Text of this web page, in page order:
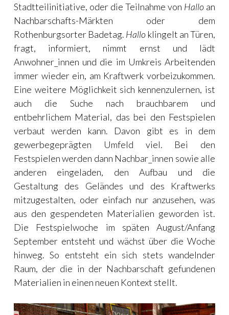
Stadtteilinitiative, oder die Teilnahme von Hallo an
Nachbarschafts-Märkten oder dem
Rothenburgsorter Badetag. Hallo klingelt an Türen,
fragt, informiert, nimmt ernst und lädt
Anwohner_innen und die im Umkreis Arbeitenden
immer wieder ein, am Kraftwerk vorbeizukommen.
Eine weitere Möglichkeit sich kennenzulernen, ist
auch die Suche nach brauchbarem und
entbehrlichem Material, das bei den Festspielen
verbaut werden kann. Davon gibt es in dem
gewerbegeprägten Umfeld viel. Bei den
Festspielen werden dann Nachbar_innen sowie alle
anderen eingeladen, den Aufbau und die
Gestaltung des Geländes und des Kraftwerks
mitzugestalten, oder einfach nur anzusehen, was
aus den gespendeten Materialien geworden ist.
Die Festspielwoche im späten August/Anfang
September entsteht und wächst über die Woche
hinweg. So entsteht ein sich stets wandelnder
Raum, der die in der Nachbarschaft gefundenen
Materialien in einen neuen Kontext stellt.